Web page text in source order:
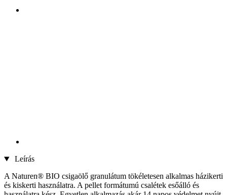
Leírás
A Naturen® BIO csigaölő granulátum tökéletesen alkalmas házikerti
és kiskerti használatra. A pellet formátumú csalétek esőálló és